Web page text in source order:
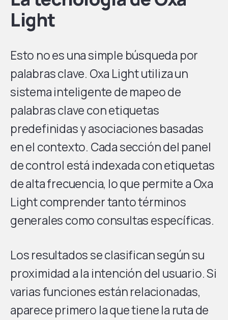
Light
Esto no es una simple búsqueda por
palabras clave. Oxa Light utiliza un
sistema inteligente de mapeo de
palabras clave con etiquetas
predefinidas y asociaciones basadas
en el contexto. Cada sección del panel
de control está indexada con etiquetas
de alta frecuencia, lo que permite a Oxa
Light comprender tanto términos
generales como consultas específicas.
Los resultados se clasifican según su
proximidad a la intención del usuario. Si
varias funciones están relacionadas,
aparece primero la que tiene la ruta de